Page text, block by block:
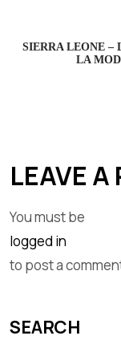
SIERRA LEONE –
LA
LEAVE A
You must be
logged in
to post a
SEARCH